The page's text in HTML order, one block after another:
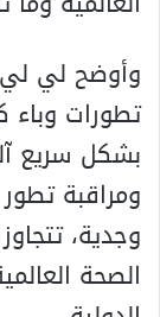
وأوضح لي
تطورات وباء
بشكل سريع
ومراقبة
وجدية،
الصحة